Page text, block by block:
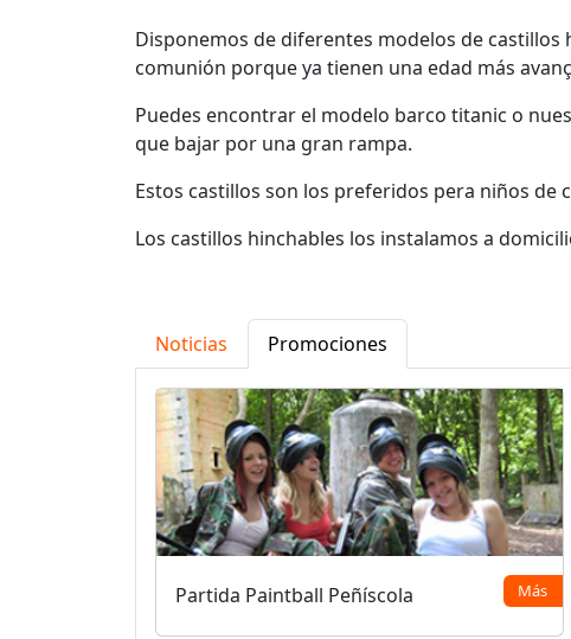
Disponemos de diferentes modelos de
comunión porque ya tienen una edad más
Puedes encontrar el modelo barco titanic o
que bajar por una gran rampa.
Estos castillos son los preferidos pera niños
Los castillos hinchables los instalamos a
Noticias Promociones
Partida Paintball Peñíscola Más